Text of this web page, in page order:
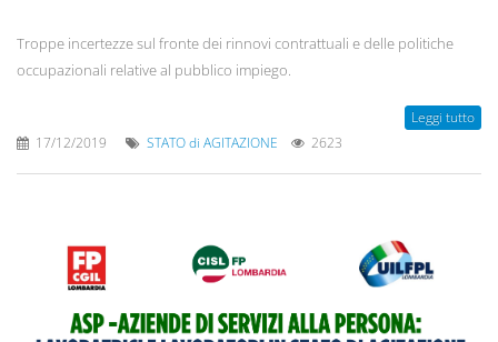
Troppe incertezze sul fronte dei rinnovi contrattuali e delle politiche
occupazionali relative al pubblico impiego.
Leggi tutto
17/12/2019 STATO di AGITAZIONE 2623